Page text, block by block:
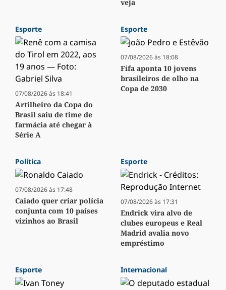
veja
Esporte
07/08/2026 às 18:41
Artilheiro da Copa do
Brasil saiu de time de
farmácia até chegar à
Série A
Esporte
07/08/2026 às 18:08
Fifa aponta 10 jovens
brasileiros de olho na
Copa de 2030
Política
07/08/2026 às 17:48
Caiado quer criar polícia
conjunta com 10 países
vizinhos ao Brasil
Esporte
07/08/2026 às 17:31
Endrick vira alvo de
clubes europeus e Real
Madrid avalia novo
empréstimo
Esporte Internacional